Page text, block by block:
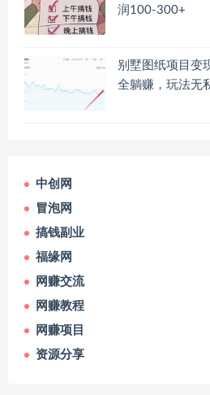
润100-300+
别墅图纸项目变
全躺赚，玩法无
中创网
冒泡网
搞钱副业
福缘网
网赚交流
网赚教程
网赚项目
资源分享